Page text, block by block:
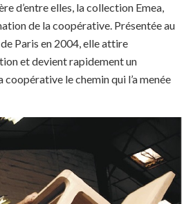
d’entre elles, la collection Emea,
de la coopérative. Présentée au
Paris en 2004, elle attire
et devient rapidement un
coopérative le chemin qui l’a menée